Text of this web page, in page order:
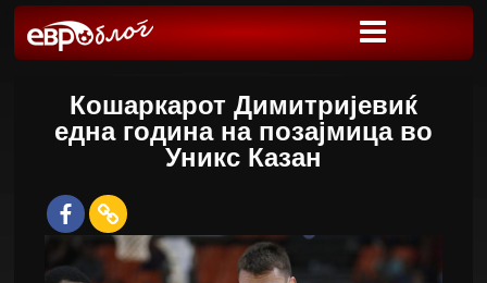
Кошаркарот Димитријевиќ
една година на позајмица во
Уникс Казан